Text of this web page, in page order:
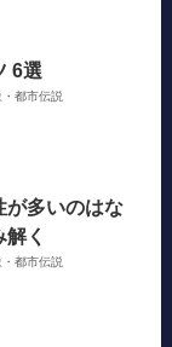
6選
・都市伝説
が多いのはな
く
・都市伝説